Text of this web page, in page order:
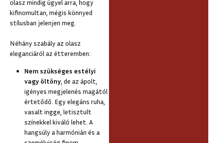
olasz mindig ügyel arra, hogy
kifinomultan, mégis könnyed
stílusban jelenjen meg.
Néhány szabály az olasz
eleganciáról az étteremben:
Nem szükséges estélyi
vagy öltöny , de az ápolt,
igényes megjelenés magától
értetődő. Egy elegáns ruha,
vasalt ingge, letisztult
színekkel kiváló lehet. A
hangsúly a harmónián és a